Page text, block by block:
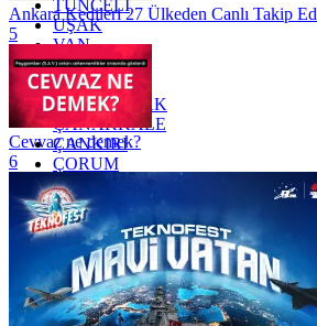
TUNCELİ
UŞAK
VAN
YALOVA
YOZGAT
ZONGULDAK
ÇANAKKALE
ÇANKIRI
ÇORUM
İSTANBUL
İZMİR
ŞANLIURFA
ŞIRNAK
Ankara Kedileri 27 Ülkeden Canlı Takip
5
Cevvaz ne demek?
6